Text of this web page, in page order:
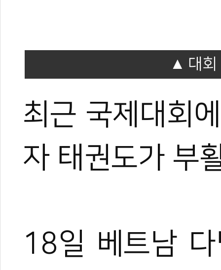
대회
최근 국제대회
자 태권도가 부
18일 베트남